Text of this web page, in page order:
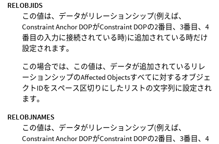
RELOBJIDS
この値は、データがリレーションシップ(例えば、
Constraint Anchor DOPがConstraint DOPの2番目、3番目、4
番目の入力に接続されている時)に追加されている時だけ
設定されます。
この場合では、この値は、データが追加されているリレ
ーションシップのAffected Objectsすべてに対するオブジェ
クトIDをスペース区切りにしたリストの文字列に設定され
ます。
RELOBJNAMES
この値は、データがリレーションシップ(例えば、
Constraint Anchor DOPがConstraint DOPの2番目、3番目、4